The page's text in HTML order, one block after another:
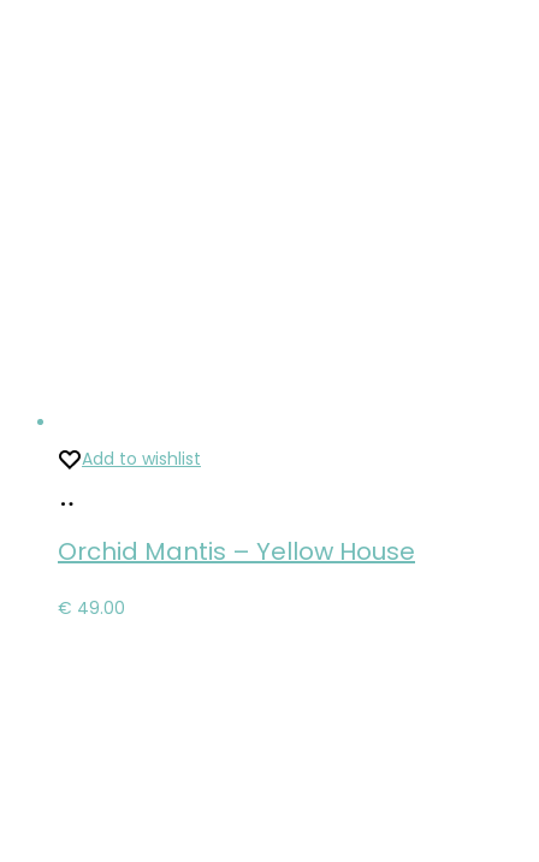
Add to wishlist
košíka
Orchid Mantis – Yellow House
€ 49.00